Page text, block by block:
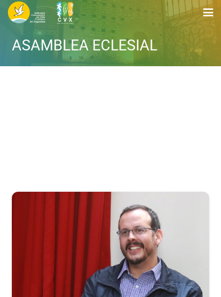
ASAMBLEA ECLESIAL